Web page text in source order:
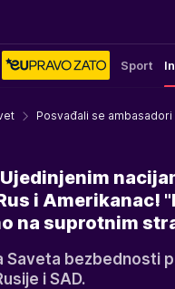
Sport
Posvađali se ambasadori
i Amerikanac!
na suprotnim
Saveta bezbednosti
i SAD.